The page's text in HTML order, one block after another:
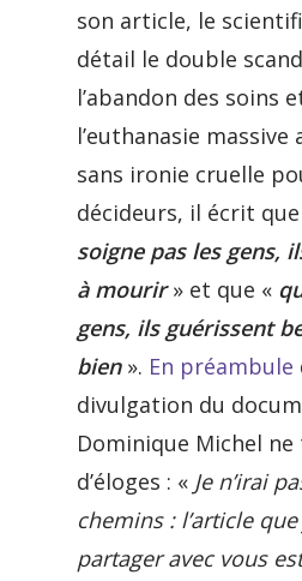
son article, le
détail le double
l’abandon des soins
l’euthanasie
sans ironie cruelle
décideurs, il écrit
soigne pas les gens,
à mourir» et que «
gens, ils guérissent
bien». En préambule
divulgation du
Dominique Michel
d’éloges : « Je n’irai
chemins : l’article
partager avec vous